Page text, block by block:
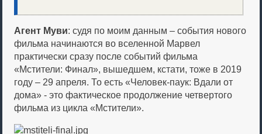
Агент Муви: судя по моим данным – события нового
фильма начинаются во вселенной Марвел
практически сразу после событий фильма
«Мстители: Финал», вышедшем, кстати, тоже в 2019
году – 29 апреля. То есть «Человек-паук: Вдали от
дома» - это фактическое продолжение четвертого
фильма из цикла «Мстители».